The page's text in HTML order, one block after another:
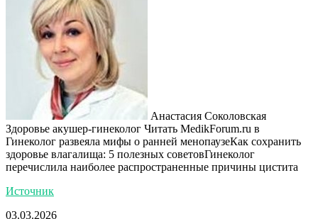
Анастасия Соколовская
Здоровье акушер-гинеколог Читать MedikForum.ru в
Гинеколог развеяла мифы о ранней менопаузеКак сохранить
здоровье влагалища: 5 полезных советовГинеколог
перечислила наиболее распространенные причины цистита
Источник
03.03.2026